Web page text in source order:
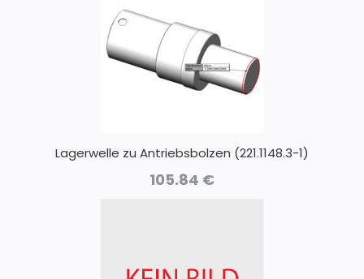
Lagerwelle zu Antriebsbolzen (221.1148.3-1)
105.84 €